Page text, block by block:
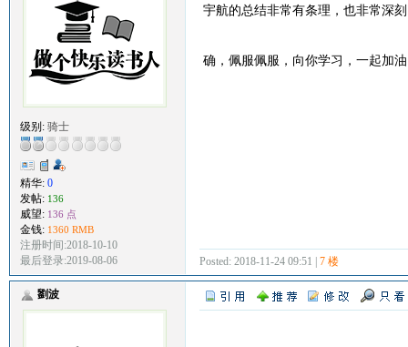
级别: 骑士
精华: 0
发帖: 136
威望: 136 点
金钱: 1360 RMB
注册时间:2018-10-10
最后登录:2019-08-06
宇航的总结非常有条理，也非常深
确，佩服佩服，向你学习，一起加
Posted: 2018-11-24 09:51 | 7 楼
劉波